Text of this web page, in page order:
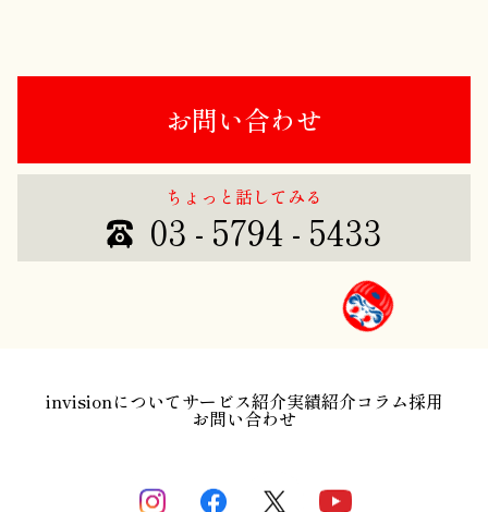
お問い合わせ
ちょっと話してみる
03 - 5794 - 5433
invisionについてサービス紹介実績紹介コラム採用
お問い合わせ